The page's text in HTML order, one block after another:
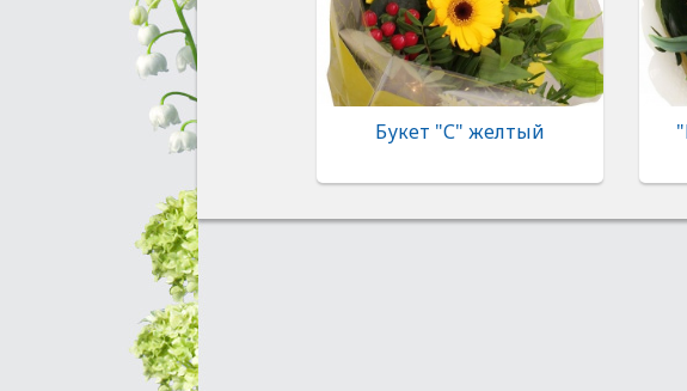
Букет "С" желтый